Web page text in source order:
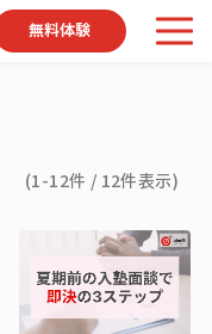
無料体験
(1-12件 / 12件表示)